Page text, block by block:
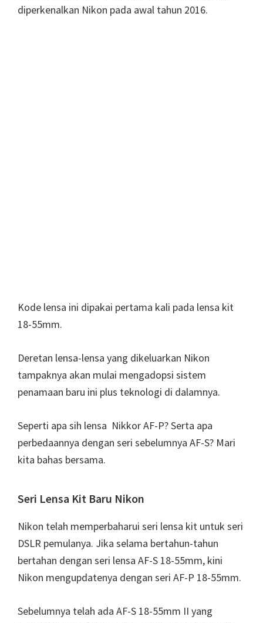
diperkenalkan Nikon pada awal tahun 2016.
Kode lensa ini dipakai pertama kali pada lensa kit
18-55mm.
Deretan lensa-lensa yang dikeluarkan Nikon
tampaknya akan mulai mengadopsi sistem
penamaan baru ini plus teknologi di dalamnya.
Seperti apa sih lensa Nikkor AF-P? Serta apa
perbedaannya dengan seri sebelumnya AF-S? Mari
kita bahas bersama.
Seri Lensa Kit Baru Nikon
Nikon telah memperbaharui seri lensa kit untuk seri
DSLR pemulanya. Jika selama bertahun-tahun
bertahan dengan seri lensa AF-S 18-55mm, kini
Nikon mengupdatenya dengan seri AF-P 18-55mm.
Sebelumnya telah ada AF-S 18-55mm II yang